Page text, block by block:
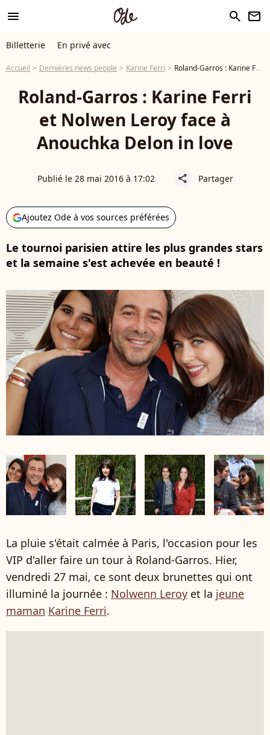
menu search newsletter
Billetterie En privé avec
Accueil Dernières news people Karine Ferri Roland-Garros : Karine Ferri et Nolwen Leroy face à Anouchka Delon in love
Roland-Garros : Karine Ferri
et Nolwen Leroy face à
Anouchka Delon in love
Publié le 28 mai 2016 à 17:02 share Partager
Ajoutez Ode à vos sources préférées
Le tournoi parisien attire les plus grandes stars
et la semaine s'est achevée en beauté !
La pluie s'était calmée à Paris, l'occasion pour les
VIP d'aller faire un tour à Roland-Garros. Hier,
vendredi 27 mai, ce sont deux brunettes qui ont
illuminé la journée : Nolwenn Leroy et la jeune
maman Karine Ferri.